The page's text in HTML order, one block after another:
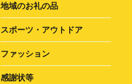
地域のお礼の品
スポーツ・アウトドア
ファッション
感謝状等